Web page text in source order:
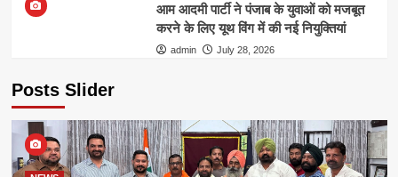
आम आदमी पार्टी ने पंजाब के युवाओं को मजबूत
करने के लिए यूथ विंग में की नई नियुक्तियां
admin July 28, 2026
Posts Slider